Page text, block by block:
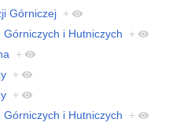
Górniczej +
Górniczych i Hutniczych
+
+
+
+
Górniczych i Hutniczych
+